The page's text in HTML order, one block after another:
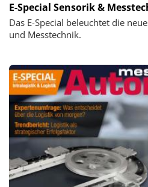
E-Special Sensorik &
Das E-Special beleuchtet die
und Messtechnik.